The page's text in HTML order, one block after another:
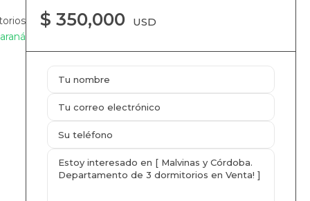
$ 350,000 USD